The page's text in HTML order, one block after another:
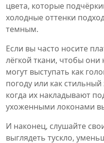
цвета, которые
холодные оттенки
темным.
Если вы часто носите
лёгкой ткани, чтобы
могут выступать как
погоду или как
когда их накладывают
ухоженными локонами
И наконец, слушайте
выглядеть тускло,